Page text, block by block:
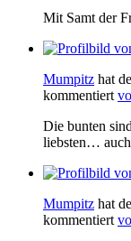
Mit Samt der
Mumpitz hat
kommentiert
Die bunten
liebsten… auch
Mumpitz hat
kommentiert